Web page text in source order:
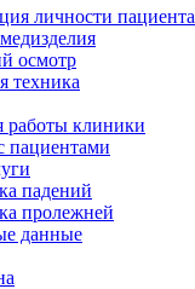
личности пациента
осмотр
техника
работы клиники
пациентами
падений
пролежней
данные